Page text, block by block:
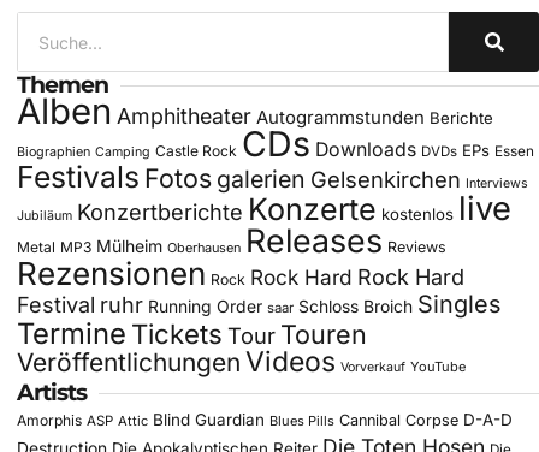
Themen
Alben Amphitheater Autogrammstunden Berichte
Biographien Camping Castle Rock CDs Downloads DVDs EPs Essen
Festivals Fotos galerien Gelsenkirchen Interviews
Jubiläum Konzertberichte Konzerte kostenlos live
Metal MP3 Mülheim Oberhausen Releases Reviews
Rezensionen Rock Rock Hard Rock Hard
Festival ruhr Running Order saar Schloss Broich Singles
Termine Tickets Tour Touren
Veröffentlichungen Videos Vorverkauf YouTube
Artists
Amorphis ASP Attic Blind Guardian Blues Pills Cannibal Corpse D-A-D
Die Toten Hosen